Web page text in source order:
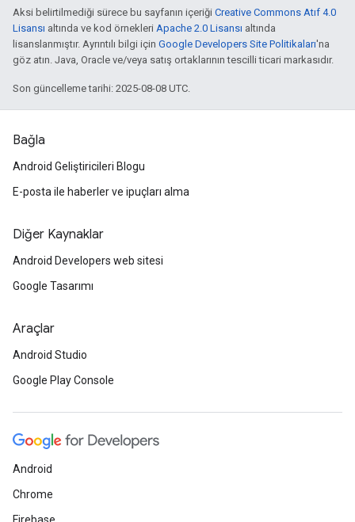
Aksi belirtilmediği sürece bu sayfanın içeriği Creative Commons Atıf 4.0
Lisansı altında ve kod örnekleri Apache 2.0 Lisansı altında
lisanslanmıştır. Ayrıntılı bilgi için Google Developers Site Politikaları'na
göz atın. Java, Oracle ve/veya satış ortaklarının tescilli ticari markasıdır.
Son güncelleme tarihi: 2025-08-08 UTC.
Bağla
Android Geliştiricileri Blogu
E-posta ile haberler ve ipuçları alma
Diğer Kaynaklar
Android Developers web sitesi
Google Tasarımı
Araçlar
Android Studio
Google Play Console
Android
Chrome